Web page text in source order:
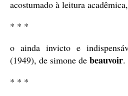
acostumado à leitura
* * *
o ainda invicto e
(1949), de simone de beauvoir.
* * *